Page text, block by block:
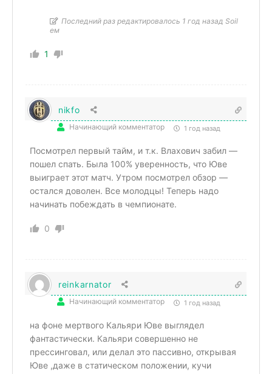
Последний раз редактировалось 1 год назад Soil
ем
1
nikfo
Начинающий комментатор 1 год назад
Посмотрел первый тайм, и т.к. Влахович забил —
пошел спать. Была 100% уверенность, что Юве
выиграет этот матч. Утром посмотрел обзор —
остался доволен. Все молодцы! Теперь надо
начинать побеждать в чемпионате.
0
reinkarnator
Начинающий комментатор 1 год назад
на фоне мертвого Кальяри Юве выглядел
фантастически. Кальяри совершенно не
прессинговал, или делал это пассивно, открывая
Юве ,даже в статическом положении, кучи